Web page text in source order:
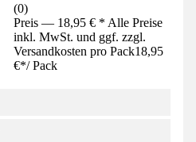
(0)
Preis — 18,95 € * Alle Preise
inkl. MwSt. und ggf. zzgl.
Versandkosten pro Pack18,95
€*/ Pack